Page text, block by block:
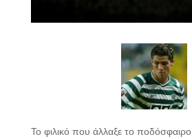
Το φιλικό που άλλαξε το ποδόσφαιρο